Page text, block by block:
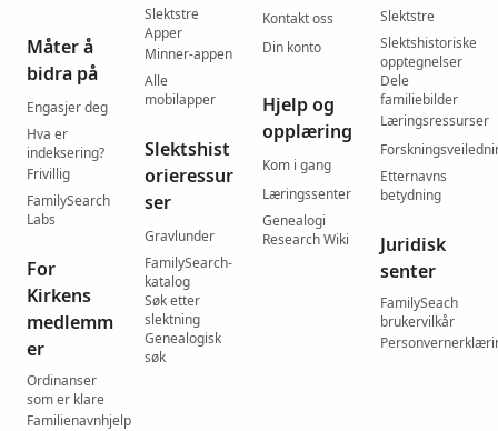
Måter å
bidra på
Engasjer deg
Hva er
indeksering?
Frivillig
FamilySearch
Labs
For
Kirkens
medlemm
er
Ordinanser
som er klare
Familienavnhjelp
Slektstre
Apper
Minner-appen
Alle
mobilapper
Slektshist
orieressur
ser
Gravlunder
FamilySearch-
katalog
Søk etter
slektning
Genealogisk
søk
Kontakt oss
Din konto
Hjelp og
opplæring
Kom i gang
Læringssenter
Genealogi
Research Wiki
Slektstre
Slektshistoriske
opptegnelser
Dele
familiebilder
Læringsressurser
Etternavns
betydning
Juridisk
senter
FamilySeach
brukervilkår